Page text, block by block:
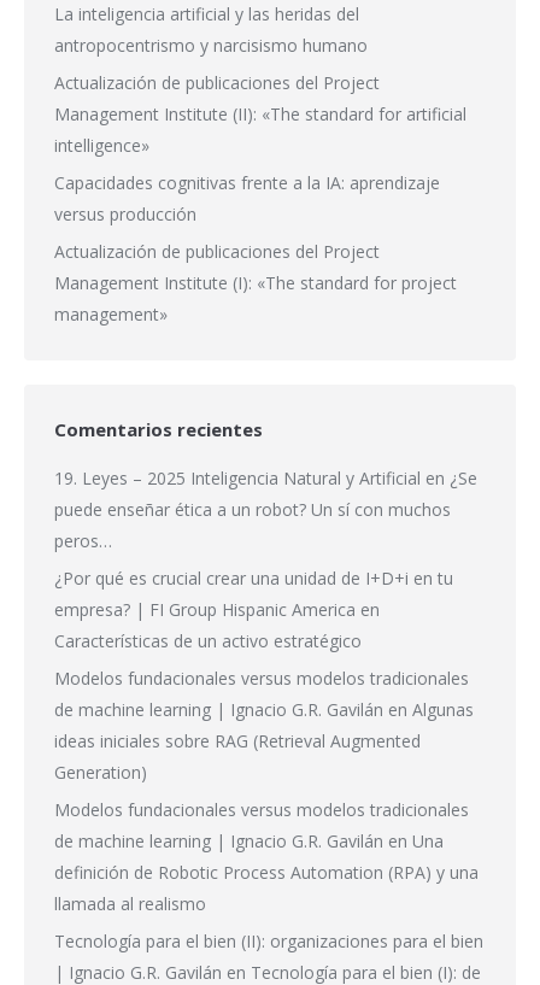
La inteligencia artificial y las heridas del
antropocentrismo y narcisismo humano
Actualización de publicaciones del Project
Management Institute (II): «The standard for artificial
intelligence»
Capacidades cognitivas frente a la IA: aprendizaje
versus producción
Actualización de publicaciones del Project
Management Institute (I): «The standard for project
management»
Comentarios recientes
19. Leyes – 2025 Inteligencia Natural y Artificial en ¿Se
puede enseñar ética a un robot? Un sí con muchos
peros…
¿Por qué es crucial crear una unidad de I+D+i en tu
empresa? | FI Group Hispanic America en
Características de un activo estratégico
Modelos fundacionales versus modelos tradicionales
de machine learning | Ignacio G.R. Gavilán en Algunas
ideas iniciales sobre RAG (Retrieval Augmented
Generation)
Modelos fundacionales versus modelos tradicionales
de machine learning | Ignacio G.R. Gavilán en Una
definición de Robotic Process Automation (RPA) y una
llamada al realismo
Tecnología para el bien (II): organizaciones para el bien
| Ignacio G.R. Gavilán en Tecnología para el bien (I): de